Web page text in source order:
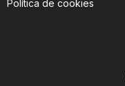
Política de cookies